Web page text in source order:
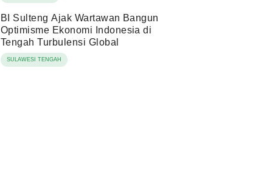
BI Sulteng Ajak Wartawan Bangun
Optimisme Ekonomi Indonesia di
Tengah Turbulensi Global
SULAWESI TENGAH